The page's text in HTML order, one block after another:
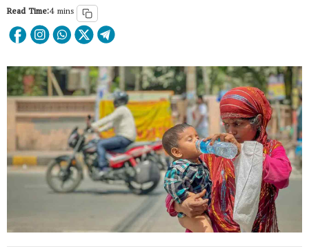
Read Time:4 mins